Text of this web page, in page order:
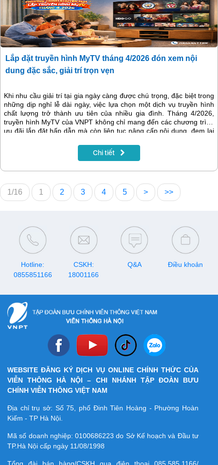
Lắp đặt truyền hình MyTV tháng 4/2026 đón xem nội
dung đặc sắc, giải trí trọn vẹn
Khi nhu cầu giải trí tại gia ngày càng được chú trọng, đặc biệt trong
những dịp nghỉ lễ dài ngày, việc lựa chọn một dịch vụ truyền hình
chất lượng trở thành ưu tiên của nhiều gia đình. Tháng 4/2026,
truyền hình MyTV của VNPT không chỉ mang đến các chương trình
ưu đãi lắp đặt hấp dẫn mà còn liên tục nâng cấp nội dung, đem lại
Chi tiết
1/16 1 2 3 4 5 > >>
Hotline:
0855851166
CSKH:
18001166
Q&A Điều khoản
WEBSITE ĐĂNG KÝ DỊCH VỤ ONLINE CHÍNH THỨC CỦA
VIỄN THÔNG HÀ NỘI – CHI NHÁNH TẬP ĐOÀN BƯU
CHÍNH VIỄN THÔNG VIỆT NAM
Địa chỉ trụ sở: Số 75, phố Đinh Tiên Hoàng - Phường Hoàn
Kiếm - TP Hà Nội.
Mã số doanh nghiệp:0100686223 do Sở Kế hoạch và Đầu tư
TP.Hà Nội cấp ngày 11/08/1998